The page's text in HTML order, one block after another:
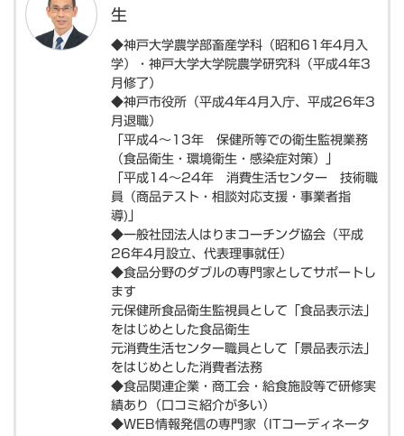
生
◆神戸大学農学部畜産学科（昭和61年4月入
学）・神戸大学大学院農学研究科（平成4年3
月修了）
◆神戸市役所（平成4年4月入庁、平成26年3
月退職）
「平成4～13年 保健所等での衛生監視業務
（食品衛生・環境衛生・感染症対策）」
「平成14～24年 消費生活センター 技術職
員（商品テスト・相談対応支援・事業者指
導)」
◆一般社団法人はりまコーチング協会（平成
26年4月設立、代表理事就任）
◆食品分野のダブルの専門家としてサポートし
ます
元保健所食品衛生監視員として「食品表示法」
をはじめとした食品衛生
元消費生活センター職員として「景品表示法」
をはじめとした消費者法務
◆食品関連企業・商工会・給食施設等で研修実
績あり（口コミ紹介が多い）
◆WEB情報発信の専門家（ITコーディネータ